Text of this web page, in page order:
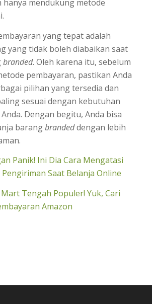
hanya mendukung metode
yang tepat adalah
yang tidak boleh diabaikan saat
branded. Oleh karena itu, sebelum
pembayaran, pastikan Anda
pilihan yang tersedia dan
sesuai dengan kebutuhan
Dengan begitu, Anda bisa
barangbrandeddengan lebih
Panik! Ini Dia Cara Mengatasi
Saat Belanja Online
Tengah Populer! Yuk, Cari
Amazon